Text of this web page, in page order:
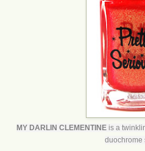
MY DARLIN CLEMENTINE is a
duochrome